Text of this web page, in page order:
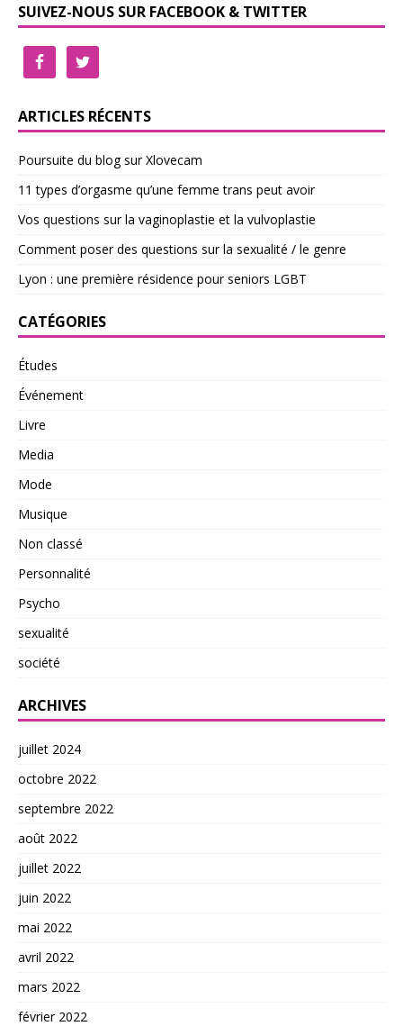
SUIVEZ-NOUS SUR FACEBOOK & TWITTER
ARTICLES RÉCENTS
Poursuite du blog sur Xlovecam
11 types d’orgasme qu’une femme trans peut avoir
Vos questions sur la vaginoplastie et la vulvoplastie
Comment poser des questions sur la sexualité / le genre
Lyon : une première résidence pour seniors LGBT
CATÉGORIES
Études
Événement
Livre
Media
Mode
Musique
Non classé
Personnalité
Psycho
sexualité
société
ARCHIVES
juillet 2024
octobre 2022
septembre 2022
août 2022
juillet 2022
juin 2022
mai 2022
avril 2022
mars 2022
février 2022